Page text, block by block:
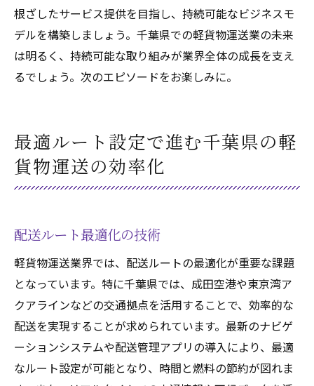
根ざしたサービス提供を目指し、持続可能なビジネスモ
デルを構築しましょう。千葉県での軽貨物運送業の未来
は明るく、持続可能な取り組みが業界全体の成長を支え
るでしょう。次のエピソードをお楽しみに。
最適ルート設定で進む千葉県の軽
貨物運送の効率化
配送ルート最適化の技術
軽貨物運送業界では、配送ルートの最適化が重要な課題
となっています。特に千葉県では、成田空港や東京湾ア
クアラインなどの交通拠点を活用することで、効率的な
配送を実現することが求められています。最新のナビゲ
ーションシステムや配送管理アプリの導入により、最適
なルート設定が可能となり、時間と燃料の節約が図れま